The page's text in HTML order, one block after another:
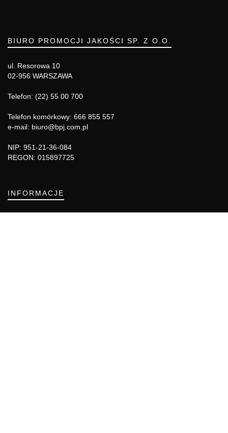
BIURO PROMOCJI JAKOŚCI SP. Z O.O.
ul. Resorowa 10
02-956 WARSZAWA
Telefon: (22) 55 00 700
Telefon komórkowy: 666 855 557
e-mail: biuro@bpj.com.pl
NIP: 951-21-36-084
REGON: 015897725
INFORMACJE